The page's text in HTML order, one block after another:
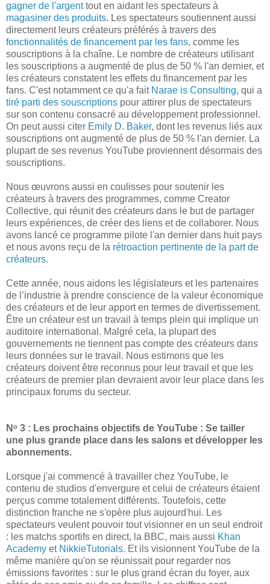
gagner de l'argenttout en aidant les spectateurs à
magasiner des produits. Les spectateurs soutiennent aussi
directement leurs créateurs préférés à travers des
fonctionnalités de financement par les fans, comme les
souscriptions à la chaîne. Le nombre de créateurs utilisant
les souscriptions a augmenté de plus de 50 % l'an dernier, et
les créateurs constatent les effets du financement par les
fans. C'est notamment ce qu'a fait Narae is Consulting, qui a
tiré parti des souscriptions pour attirer plus de spectateurs
sur son contenu consacré au développement professionnel.
On peut aussi citer Emily D. Baker, dont les revenus liés aux
souscriptions ont augmenté de plus de 50 % l'an dernier. La
plupart de ses revenus YouTube proviennent désormais des
souscriptions.
Nous œuvrons aussi en coulisses pour soutenir les
créateurs à travers des programmes, comme Creator
Collective, qui réunit des créateurs dans le but de partager
leurs expériences, de créer des liens et de collaborer. Nous
avons lancé ce programme pilote l'an dernier dans huit pays
et nous avons reçu de la rétroaction pertinente de la part de
créateurs.
Cette année, nous aidons les législateurs et les partenaires
de l’industrie à prendre conscience de la valeur économique
des créateurs et de leur apport en termes de divertissement.
Être un créateur est un travail à temps plein qui implique un
auditoire international. Malgré cela, la plupart des
gouvernements ne tiennent pas compte des créateurs dans
leurs données sur le travail. Nous estimons que les
créateurs doivent être reconnus pour leur travail et que les
créateurs de premier plan devraient avoir leur place dans les
principaux forums du secteur.
Nᵒ 3 : Les prochains objectifs de YouTube : Se tailler
une plus grande place dans les salons et développer les
abonnements.
Lorsque j'ai commencé à travailler chez YouTube, le
contenu de studios d'envergure et celui de créateurs étaient
perçus comme totalement différents. Toutefois, cette
distinction franche ne s'opère plus aujourd'hui. Les
spectateurs veulent pouvoir tout visionner en un seul endroit
: les matchs sportifs en direct, la BBC, mais aussi Khan
Academy et NikkieTutorials. Et ils visionnent YouTube de la
même manière qu'on se réunissait pour regarder nos
émissions favorites : sur le plus grand écran du foyer, aux